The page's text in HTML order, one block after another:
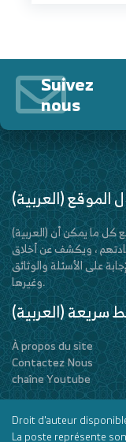
Suivez
nous
حول الموقع
(العربية) موقع الإسلام العتيق هو موقع عام وشامل يجمع كل ما يمكن أن
، ويكشف عن أخلاق
على الأسئلة والوثائق
وغيرها.
روابط سريعة
À propos du site
Contactez Nous
chaîne Youtube
Droit d'auteur
La poste représente